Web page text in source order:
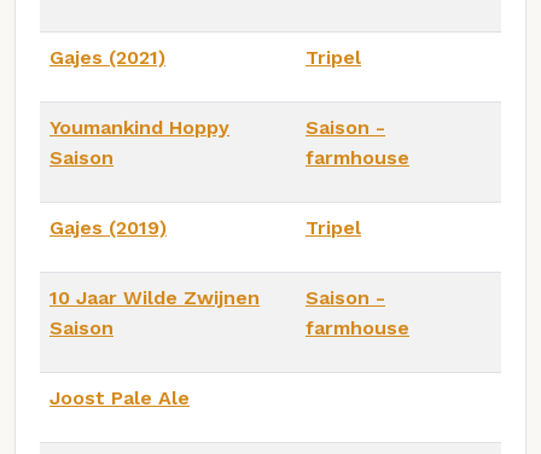
Gajes (2021) Tripel
Youmankind Hoppy
Saison
Saison -
farmhouse
Gajes (2019) Tripel
10 Jaar Wilde Zwijnen
Saison
Saison -
farmhouse
Joost Pale Ale